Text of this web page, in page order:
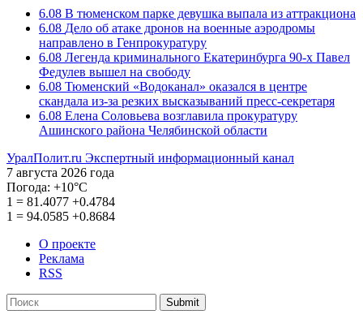
6.08 В тюменском парке девушка выпала из аттракциона
6.08 Дело об атаке дронов на военные аэродромы
направлено в Генпрокуратуру
6.08 Легенда криминального Екатеринбурга 90-х Павел
Федулев вышел на свободу
6.08 Тюменский «Водоканал» оказался в центре
скандала из-за резких высказываний пресс-секретаря
6.08 Елена Соловьева возглавила прокуратуру
Ашинского района Челябинской области
УралПолит.ru Экспертный информационный канал
7 августа 2026 года
Погода: +10°С
1 = 81.4077 +0.4784
1 = 94.0585 +0.8684
О проекте
Реклама
RSS
Submit